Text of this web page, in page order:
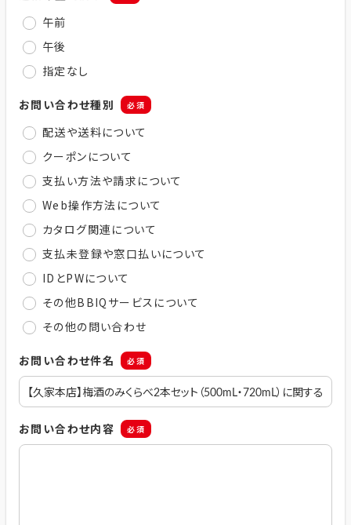
午前
午後
指定なし
お問い合わせ種別 必須
配送や送料について
クーポンについて
支払い方法や請求について
Web操作方法について
カタログ関連について
支払未登録や窓口払いについて
IDとPWについて
その他BBIQサービスについて
その他の問い合わせ
お問い合わせ件名 必須
お問い合わせ内容 必須